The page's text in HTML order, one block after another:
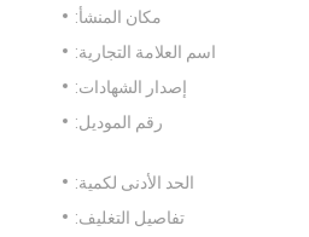
مكان المنشأ:
اسم العلامة التجارية:
إصدار الشهادات:
رقم الموديل:
الحد الأدنى لكمية:
تفاصيل التغليف: